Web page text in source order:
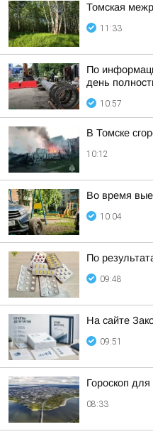
Томская
11:33
По
день
10:57
В Томске
10:12
Во время
10:04
По
09:48
На сайте
09:51
Гороскоп для
08:33